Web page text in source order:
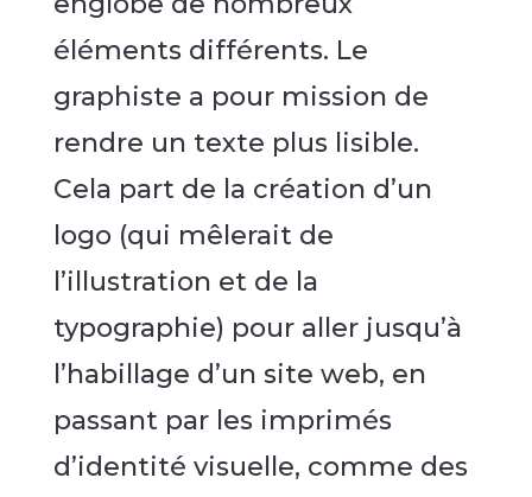
éléments différents. Le
graphiste a pour mission de
rendre un texte plus lisible.
Cela part de la création d’un
logo (qui mêlerait de
l’illustration et de la
typographie) pour aller jusqu’à
l’habillage d’un site web, en
passant par les imprimés
d’identité visuelle, comme des